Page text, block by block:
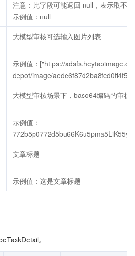
注意：此字段可能返回 null，表示取不
示例值：null
大模型审核可选输入图片列表
示例值：["https://
depot/image/
大模型审核场景下，base64编码的审核
示例值：
文章标题
示例值：这是文章标题
。